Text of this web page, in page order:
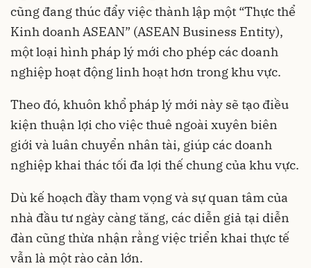
cũng đang thúc đẩy việc thành lập một “Thực thể
Kinh doanh ASEAN” (ASEAN Business Entity),
một loại hình pháp lý mới cho phép các doanh
nghiệp hoạt động linh hoạt hơn trong khu vực.
Theo đó, khuôn khổ pháp lý mới này sẽ tạo điều
kiện thuận lợi cho việc thuê ngoài xuyên biên
giới và luân chuyển nhân tài, giúp các doanh
nghiệp khai thác tối đa lợi thế chung của khu vực.
Dù kế hoạch đầy tham vọng và sự quan tâm của
nhà đầu tư ngày càng tăng, các diễn giả tại diễn
đàn cũng thừa nhận rằng việc triển khai thực tế
vẫn là một rào cản lớn.